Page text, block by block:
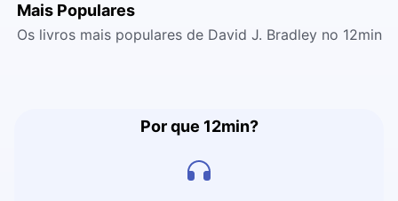
Mais Populares
Os livros mais populares de David J. Bradley no 12min
Por que 12min?